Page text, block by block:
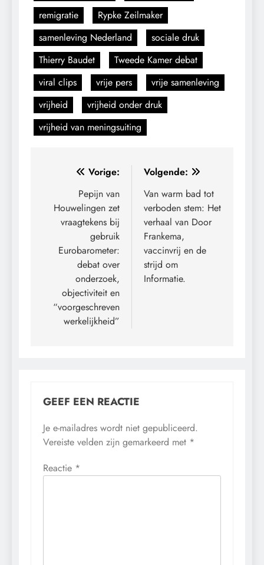
remigratie
Rypke Zeilmaker
samenleving Nederland
sociale druk
Thierry Baudet
Tweede Kamer debat
viral clips
vrije pers
vrije samenleving
vrijheid
vrijheid onder druk
vrijheid van meningsuiting
Bericht
navigatie
Vorige:
Pepijn van
Houwelingen zet
vraagtekens bij
gebruik
Eurobarometer:
debat over
onderzoek,
objectiviteit en
“voorgeschreven
werkelijkheid”
Volgende:
Van warm bad tot
verboden stem: Het
verhaal van Door
Frankema,
vaccinvrij en de
strijd om
Informatie.
GEEF EEN REACTIE
Je e-mailadres wordt niet gepubliceerd.
Vereiste velden zijn gemarkeerd met *
Reactie *